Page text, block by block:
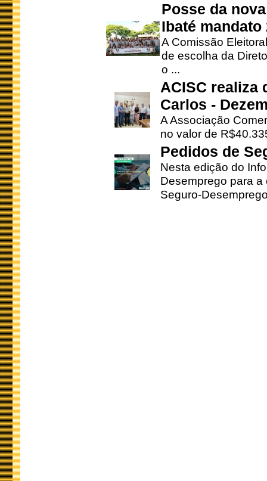
Posse da
Ibaté mandato
A Comissão
de escolha da
o ...
ACISC realiza
Carlos -
A Associação
no valor de
Pedidos de
Nesta edição do
Desemprego para
Seguro-